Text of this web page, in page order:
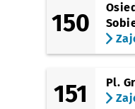
150
151
Pl.